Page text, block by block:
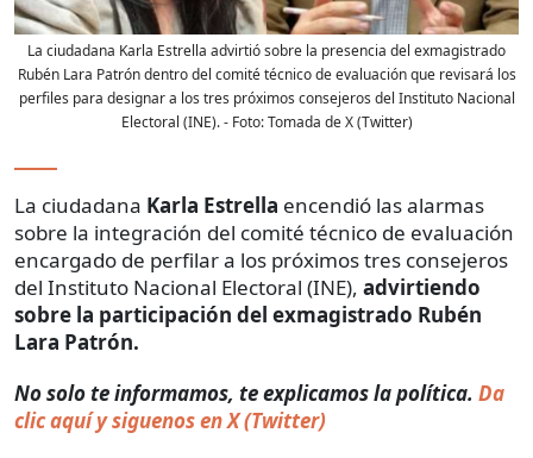
La ciudadana Karla Estrella advirtió sobre la presencia del exmagistrado
Rubén Lara Patrón dentro del comité técnico de evaluación que revisará los
perfiles para designar a los tres próximos consejeros del Instituto Nacional
Electoral (INE).- Foto:Tomada de X (Twitter)
La ciudadana Karla Estrella encendió las alarmas
sobre la integración del comité técnico de evaluación
encargado de perfilar a los próximos tres consejeros
del Instituto Nacional Electoral (INE), advirtiendo
sobre la participación del exmagistrado Rubén
Lara Patrón.
No solo te informamos, te explicamos la política. Da
clic aquí y siguenos en X (Twitter)